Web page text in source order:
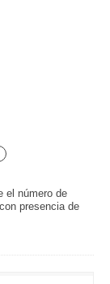
el número de
presencia de